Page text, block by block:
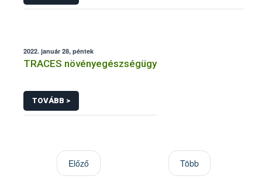
2022. január 28, péntek
TRACES növényegészségügy
TOVÁBB >
Előző Több